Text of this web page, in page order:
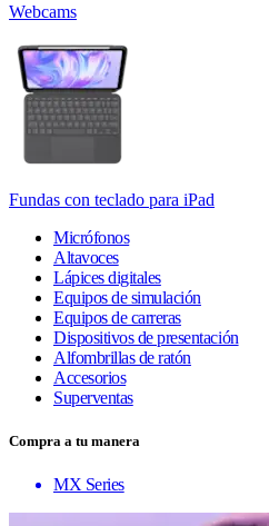
Webcams
Fundas con teclado para iPad
Micrófonos
Altavoces
Lápices digitales
Equipos de simulación
Equipos de carreras
Dispositivos de presentación
Alfombrillas de ratón
Accesorios
Superventas
Compra a tu manera
MX Series